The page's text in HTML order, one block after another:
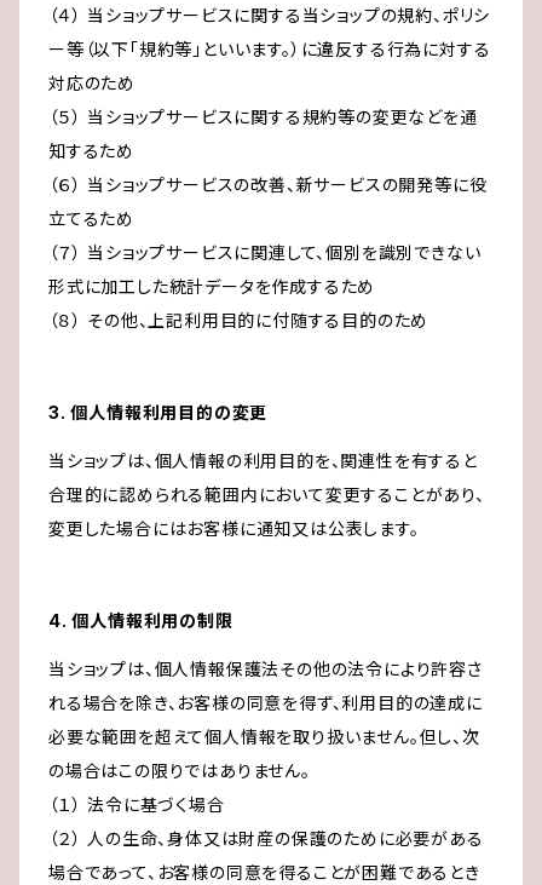
（４） 当ショップサービスに関する当ショップの規約、ポリシ
ー等（以下「規約等」といいます。）に違反する行為に対する
対応のため
（５） 当ショップサービスに関する規約等の変更などを通
知するため
（６） 当ショップサービスの改善、新サービスの開発等に役
立てるため
（７） 当ショップサービスに関連して、個別を識別できない
形式に加工した統計データを作成するため
（８） その他、上記利用目的に付随する目的のため
3. 個人情報利用目的の変更
当ショップは、個人情報の利用目的を、関連性を有すると
合理的に認められる範囲内において変更することがあり、
変更した場合にはお客様に通知又は公表します。
4. 個人情報利用の制限
当ショップは、個人情報保護法その他の法令により許容さ
れる場合を除き、お客様の同意を得ず、利用目的の達成に
必要な範囲を超えて個人情報を取り扱いません。但し、次
の場合はこの限りではありません。
（１） 法令に基づく場合
（２） 人の生命、身体又は財産の保護のために必要がある
場合であって、お客様の同意を得ることが困難であるとき